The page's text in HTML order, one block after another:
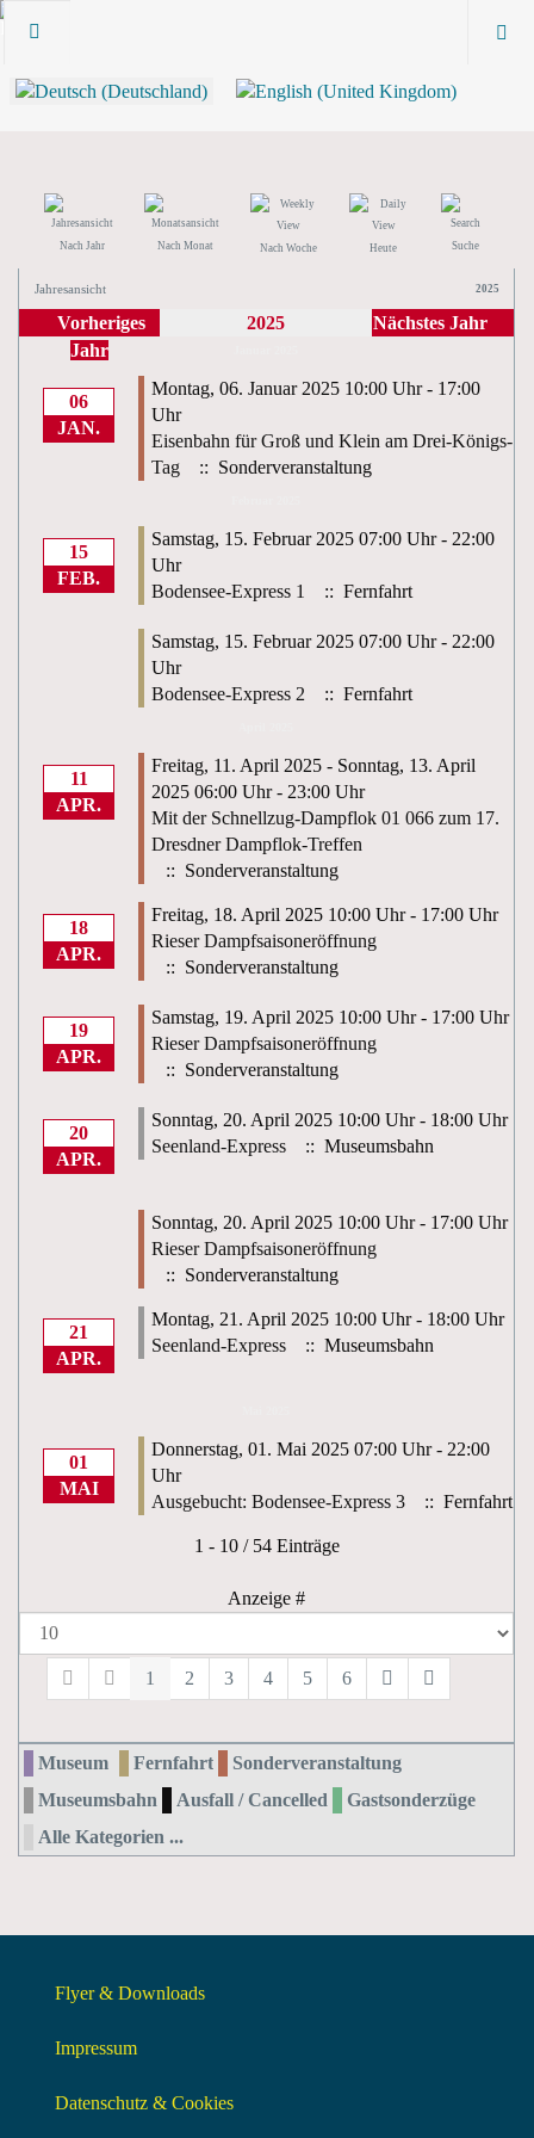
Nach Jahr Nach Monat Nach Woche Heute Suche
Jahresansicht 2025
Vorheriges
Jahr
2025 Nächstes Jahr
06
JAN.
Montag, 06. Januar 2025 10:00 Uhr - 17:00
Uhr
Eisenbahn für Groß und Klein am Drei-Königs-
Tag
:: Sonderveranstaltung
15
FEB.
Samstag, 15. Februar 2025 07:00 Uhr - 22:00
Uhr
Bodensee-Express 1
:: Fernfahrt
Samstag, 15. Februar 2025 07:00 Uhr - 22:00
Uhr
Bodensee-Express 2
:: Fernfahrt
11
APR.
Freitag, 11. April 2025 - Sonntag, 13. April
2025 06:00 Uhr - 23:00 Uhr
Mit der Schnellzug-Dampflok 01 066 zum 17.
Dresdner Dampflok-Treffen
:: Sonderveranstaltung
18
APR.
Freitag, 18. April 2025 10:00 Uhr - 17:00 Uhr
Rieser Dampfsaisoneröffnung
:: Sonderveranstaltung
19
APR.
Samstag, 19. April 2025 10:00 Uhr - 17:00 Uhr
Rieser Dampfsaisoneröffnung
:: Sonderveranstaltung
20
APR.
Sonntag, 20. April 2025 10:00 Uhr - 18:00 Uhr
Seenland-Express
:: Museumsbahn
Sonntag, 20. April 2025 10:00 Uhr - 17:00 Uhr
Rieser Dampfsaisoneröffnung
:: Sonderveranstaltung
21
APR.
Montag, 21. April 2025 10:00 Uhr - 18:00 Uhr
Seenland-Express
:: Museumsbahn
01
MAI
Donnerstag, 01. Mai 2025 07:00 Uhr - 22:00
Uhr
Ausgebucht: Bodensee-Express 3
:: Fernfahrt
Limite der Paginierungsliste
1 - 10 / 54 Einträge
Anzeige #
1 2 3 4 5 6
Museum Fernfahrt
Sonderveranstaltung
Museumsbahn
Ausfall / Cancelled
Gastsonderzüge
Alle Kategorien ...
Flyer & Downloads
Impressum
Datenschutz & Cookies